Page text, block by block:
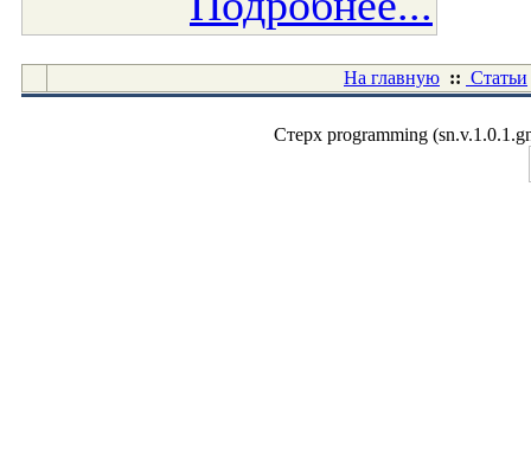
На главную :: Статьи
Стерх programming